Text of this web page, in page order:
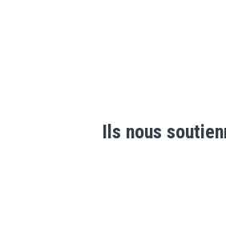
Ils nous